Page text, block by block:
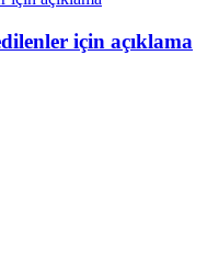
için açıklama